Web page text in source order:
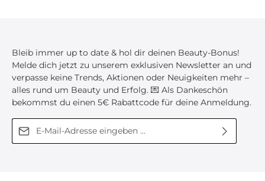
Bleib immer up to date & hol dir deinen Beauty-Bonus!
Melde dich jetzt zu unserem exklusiven Newsletter an und
verpasse keine Trends, Aktionen oder Neuigkeiten mehr –
alles rund um Beauty und Erfolg. 💌 Als Dankeschön
bekommst du einen 5€ Rabattcode für deine Anmeldung.
E-Mail-Adresse*